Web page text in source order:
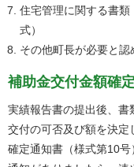
住宅管理に関する書
式）
その他町長が必要と認
補助金交付金額確
実績報告書の提出後、
交付の可否及び額を決
確定通知書（様式第10号